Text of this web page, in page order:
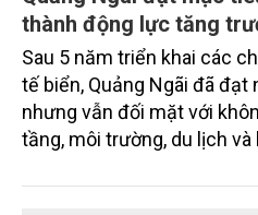
Quảng Ngãi đặt mục
thành động lực tăng
Sau 5 năm triển khai các
tế biển, Quảng Ngãi đã đạt
nhưng vẫn đối mặt với
tầng, môi trường, du lịch